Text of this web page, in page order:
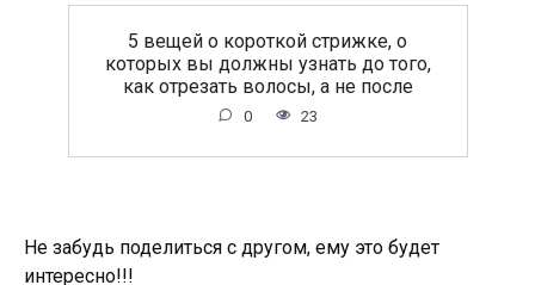
5 вещей о короткой стрижке, о
которых вы должны узнать до того,
как отрезать волосы, а не после
0 23
Не забудь поделиться с другом, ему это будет
интересно!!!